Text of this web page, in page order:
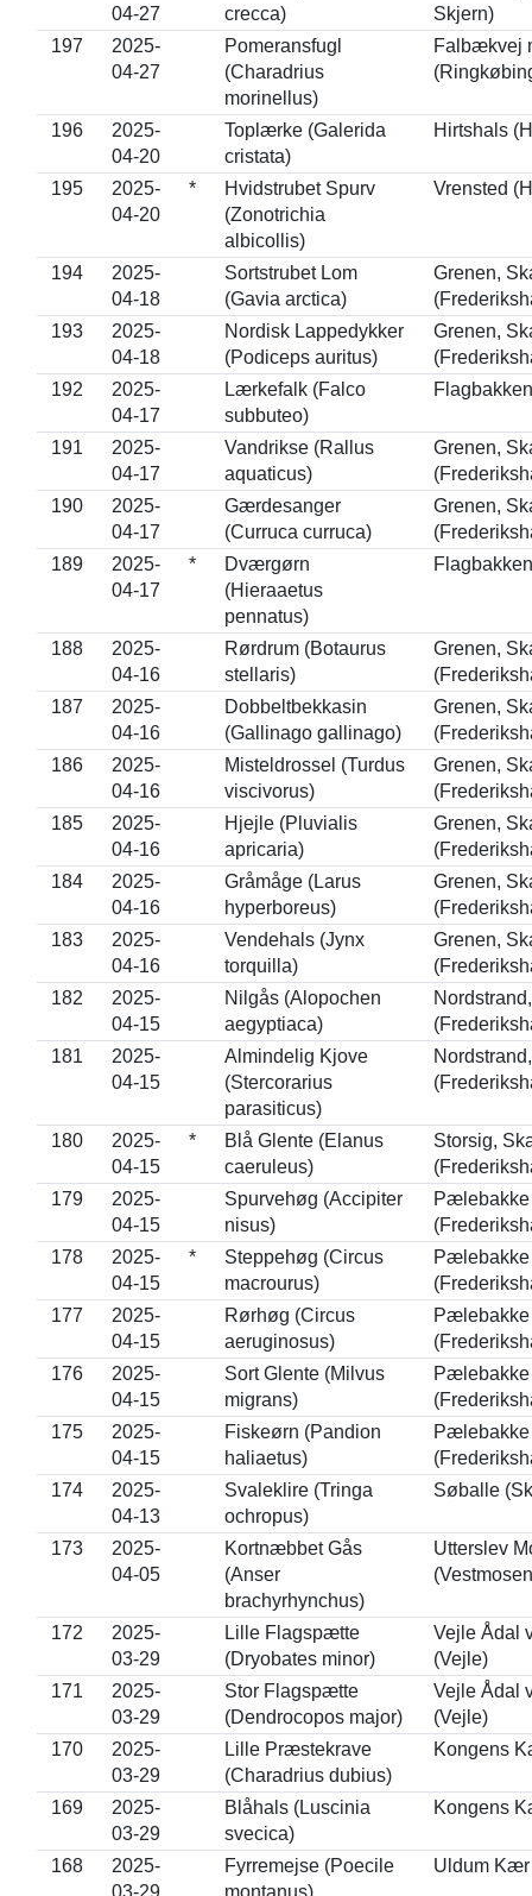
04-27
crecca)
Skjern)
197
2025-
04-27
Pomeransfugl
(Charadrius
morinellus)
Falbækvej
196
2025-
04-20
Toplærke (Galerida
cristata)
Hirtshals
195
2025-
04-20
*
Hvidstrubet Spurv
(Zonotrichia
albicollis)
Vrensted
194
2025-
04-18
Sortstrubet Lom
(Gavia arctica)
Grenen,
193
2025-
04-18
Nordisk Lappedykker
(Podiceps auritus)
Grenen,
192
2025-
04-17
Lærkefalk (Falco
subbuteo)
191
2025-
04-17
Vandrikse (Rallus
aquaticus)
Grenen,
190
2025-
04-17
Gærdesanger
(Curruca curruca)
Grenen,
189
2025-
04-17
*
Dværgørn
(Hieraaetus
pennatus)
188
2025-
04-16
Rørdrum (Botaurus
stellaris)
Grenen,
187
2025-
04-16
Dobbeltbekkasin
(Gallinago gallinago)
Grenen,
186
2025-
04-16
Misteldrossel (Turdus
viscivorus)
Grenen,
185
2025-
04-16
Hjejle (Pluvialis
apricaria)
Grenen,
184
2025-
04-16
Gråmåge (Larus
hyperboreus)
Grenen,
183
2025-
04-16
Vendehals (Jynx
torquilla)
Grenen,
182
2025-
04-15
Nilgås (Alopochen
aegyptiaca)
181
2025-
04-15
Almindelig Kjove
(Stercorarius
parasiticus)
180
2025-
04-15
*
Blå Glente (Elanus
caeruleus)
Storsig,
179
2025-
04-15
Spurvehøg (Accipiter
nisus)
Pælebakke
178
2025-
04-15
*
Steppehøg (Circus
macrourus)
Pælebakke
177
2025-
04-15
Rørhøg (Circus
aeruginosus)
Pælebakke
176
2025-
04-15
Sort Glente (Milvus
migrans)
Pælebakke
175
2025-
04-15
Fiskeørn (Pandion
haliaetus)
Pælebakke
174
2025-
04-13
Svaleklire (Tringa
ochropus)
Søballe
173
2025-
04-05
Kortnæbbet Gås
(Anser
brachyrhynchus)
Utterslev
172
2025-
03-29
Lille Flagspætte
(Dryobates minor)
Vejle Ådal
(Vejle)
171
2025-
03-29
Stor Flagspætte
(Dendrocopos major)
Vejle Ådal
(Vejle)
170
2025-
03-29
Lille Præstekrave
(Charadrius dubius)
Kongens
169
2025-
03-29
Blåhals (Luscinia
svecica)
Kongens
168
2025-
03-29
Fyrremejse (Poecile
montanus)
Uldum Kær